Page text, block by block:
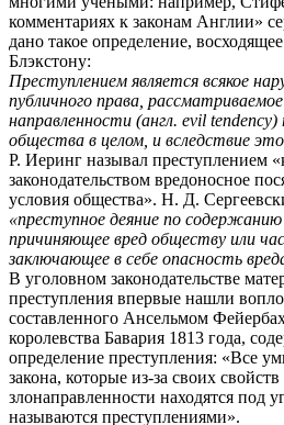
комментариях к законам Англии»
дано такое определение,
Блэкстону:
Преступлением является всякое
публичного права,
направленности (англ. evil
общества в целом, и вследствие
Р. Иеринг называл преступлением
законодательством вредоносное
условия общества». Н. Д.
«преступное деяние по содержанию
причиняющее вред обществу или
заключающее в себе опасность
В уголовном законодательстве
преступления впервые нашли
составленного Ансельмом
королевства Бавария 1813 года,
определение преступления: «Все
закона, которые из-за своих
злонаправленности находятся под
называются преступлениями».